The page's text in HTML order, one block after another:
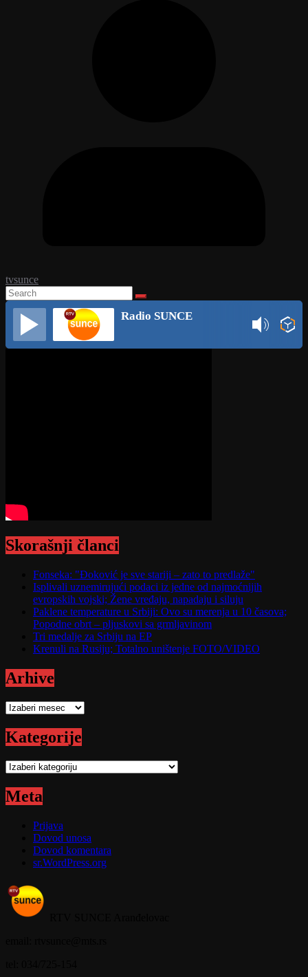
tvsunce
Radio SUNCE
Skorašnji članci
Fonseka: "Đoković je sve stariji – zato to predlaže"
Isplivali uznemirujući podaci iz jedne od najmoćnijih
evropskih vojski; Žene vređaju, napadaju i siluju
Paklene temperature u Srbiji: Ovo su merenja u 10 časova;
Popodne obrt – pljuskovi sa grmljavinom
Tri medalje za Srbiju na EP
Krenuli na Rusiju; Totalno uništenje FOTO/VIDEO
Arhive
Arhive
Kategorije
Kategorije
Meta
Prijava
Dovod unosa
Dovod komentara
sr.WordPress.org